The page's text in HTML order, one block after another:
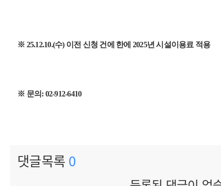
※ 25.12.10.(수) 이전 신청 건에 한에 2025년 시설이용료 적용
※ 문의: 02-912-6410
댓글목록 0